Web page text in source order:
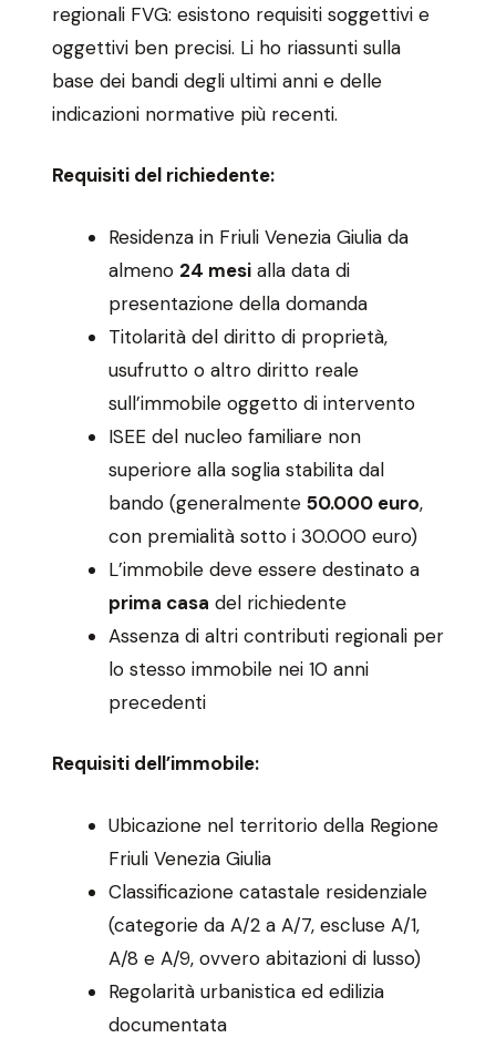
regionali FVG: esistono requisiti soggettivi e
oggettivi ben precisi. Li ho riassunti sulla
base dei bandi degli ultimi anni e delle
indicazioni normative più recenti.
Requisiti del richiedente:
Residenza in Friuli Venezia Giulia da
almeno 24 mesi alla data di
presentazione della domanda
Titolarità del diritto di proprietà,
usufrutto o altro diritto reale
sull’immobile oggetto di intervento
ISEE del nucleo familiare non
superiore alla soglia stabilita dal
bando (generalmente 50.000 euro,
con premialità sotto i 30.000 euro)
L’immobile deve essere destinato a
prima casa del richiedente
Assenza di altri contributi regionali per
lo stesso immobile nei 10 anni
precedenti
Requisiti dell’immobile:
Ubicazione nel territorio della Regione
Friuli Venezia Giulia
Classificazione catastale residenziale
(categorie da A/2 a A/7, escluse A/1,
A/8 e A/9, ovvero abitazioni di lusso)
Regolarità urbanistica ed edilizia
documentata